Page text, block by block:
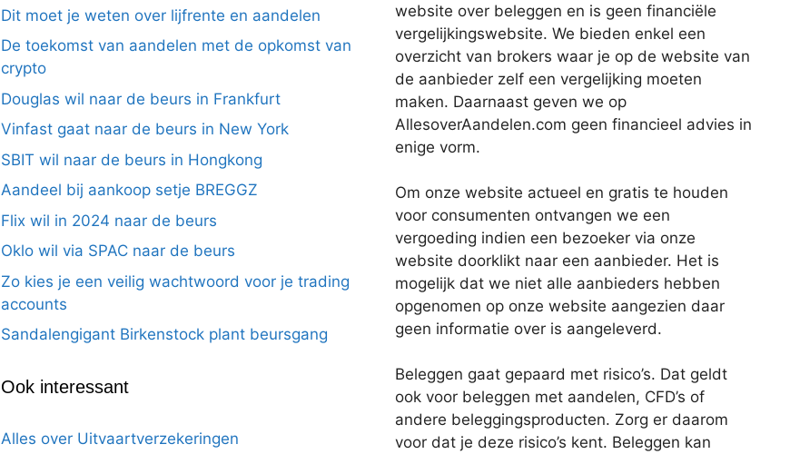
Dit moet je weten over lijfrente en aandelen
De toekomst van aandelen met de opkomst van
crypto
Douglas wil naar de beurs in Frankfurt
Vinfast gaat naar de beurs in New York
SBIT wil naar de beurs in Hongkong
Aandeel bij aankoop setje BREGGZ
Flix wil in 2024 naar de beurs
Oklo wil via SPAC naar de beurs
Zo kies je een veilig wachtwoord voor je trading
accounts
Sandalengigant Birkenstock plant beursgang
Ook interessant
Alles over Uitvaartverzekeringen
website over beleggen en is geen financiële
vergelijkingswebsite. We bieden enkel een
overzicht van brokers waar je op de website van
de aanbieder zelf een vergelijking moeten
maken. Daarnaast geven we op
AllesoverAandelen.com geen financieel advies in
enige vorm.
Om onze website actueel en gratis te houden
voor consumenten ontvangen we een
vergoeding indien een bezoeker via onze
website doorklikt naar een aanbieder. Het is
mogelijk dat we niet alle aanbieders hebben
opgenomen op onze website aangezien daar
geen informatie over is aangeleverd.
Beleggen gaat gepaard met risico’s. Dat geldt
ook voor beleggen met aandelen, CFD’s of
andere beleggingsproducten. Zorg er daarom
voor dat je deze risico’s kent. Beleggen kan